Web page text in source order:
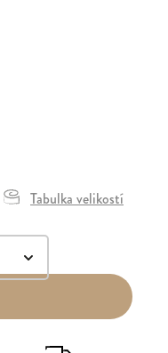
Tabulka velikostí